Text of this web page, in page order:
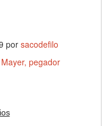
por sacodefilo
pegador